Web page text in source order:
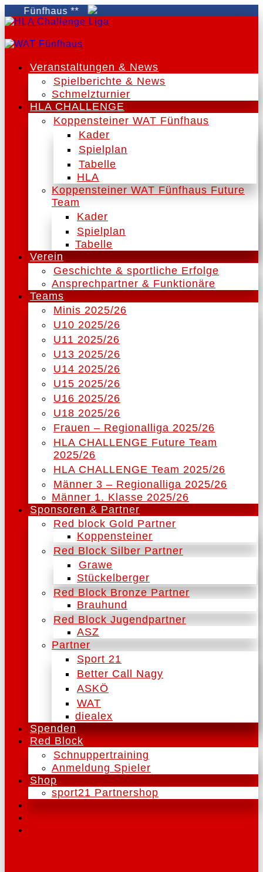
Fünfhaus **
Veranstaltungen & News
Spielberichte & News
Schmelzturnier
HLA CHALLENGE
Koppensteiner WAT Fünfhaus
Kader
Spielplan
Tabelle
HLA
Koppensteiner WAT Fünfhaus Future
Team
Kader
Spielplan
Tabelle
Verein
Geschichte & sportliche Erfolge
Ansprechpartner & Funktionäre
Teams
Minis 2025/26
U10 2025/26
U11 2025/26
U13 2025/26
U14 2025/26
U15 2025/26
U16 2025/26
U18 2025/26
Frauen – Regionalliga 2025/26
HLA CHALLENGE Future Team
2025/26
HLA CHALLENGE Team 2025/26
Männer 3 – Regionalliga 2025/26
Männer 1. Klasse 2025/26
Sponsoren & Partner
Red block Gold Partner
Koppensteiner
Red Block Silber Partner
Grawe
Stückelberger
Red Block Bronze Partner
Brauhund
Red Block Jugendpartner
ASZ
Partner
Sport 21
Better Call Nagy
ASKÖ
WAT
diealex
Spenden
Red Block
Schnuppertraining
Anmeldung Spieler
Shop
sport21 Partnershop